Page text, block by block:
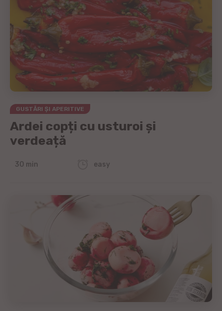
GUSTĂRI ȘI APERITIVE
Ardei copți cu usturoi și
verdeață
30 min easy